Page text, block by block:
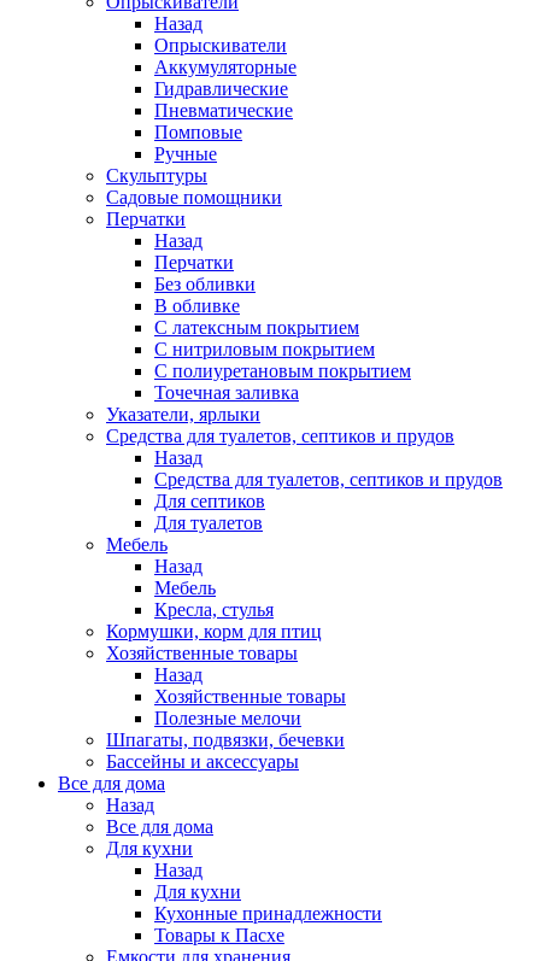
Назад
Опрыскиватели
Аккумуляторные
Гидравлические
Пневматические
Помповые
Ручные
Скульптуры
Садовые помощники
Перчатки
Назад
Перчатки
Без обливки
В обливке
С латексным покрытием
С нитриловым покрытием
С полиуретановым покрытием
Точечная заливка
Указатели, ярлыки
Средства для туалетов, септиков и прудов
Назад
Средства для туалетов, септиков и прудов
Для септиков
Для туалетов
Мебель
Назад
Мебель
Кресла, стулья
Кормушки, корм для птиц
Хозяйственные товары
Назад
Хозяйственные товары
Полезные мелочи
Шпагаты, подвязки, бечевки
Бассейны и аксессуары
Все для дома
Назад
Все для дома
Для кухни
Назад
Для кухни
Кухонные принадлежности
Товары к Пасхе
Емкости для хранения